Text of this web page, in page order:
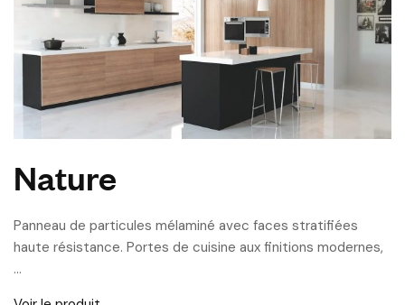
Nature
Panneau de particules mélaminé avec faces stratifiées
haute résistance. Portes de cuisine aux finitions modernes,
…